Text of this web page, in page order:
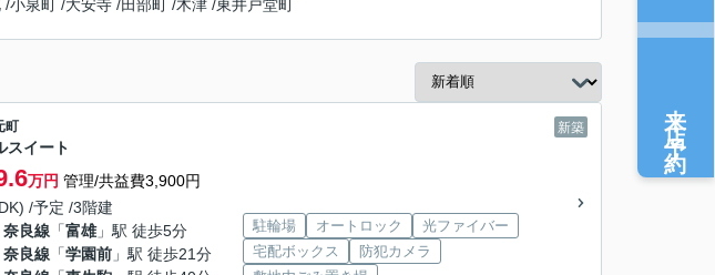
/小泉町 /大安寺 /田部町 /木津 /東井戸堂町
新築
町
スイート
万円 管理/共益費3,900円
/予定 /3階建
良線 「富雄」駅 徒歩5分
良線 「学園前 」駅 徒歩21分
駐輪場 オートロック
光ファイバー
宅配ボックス
防犯カメラ
来店予約